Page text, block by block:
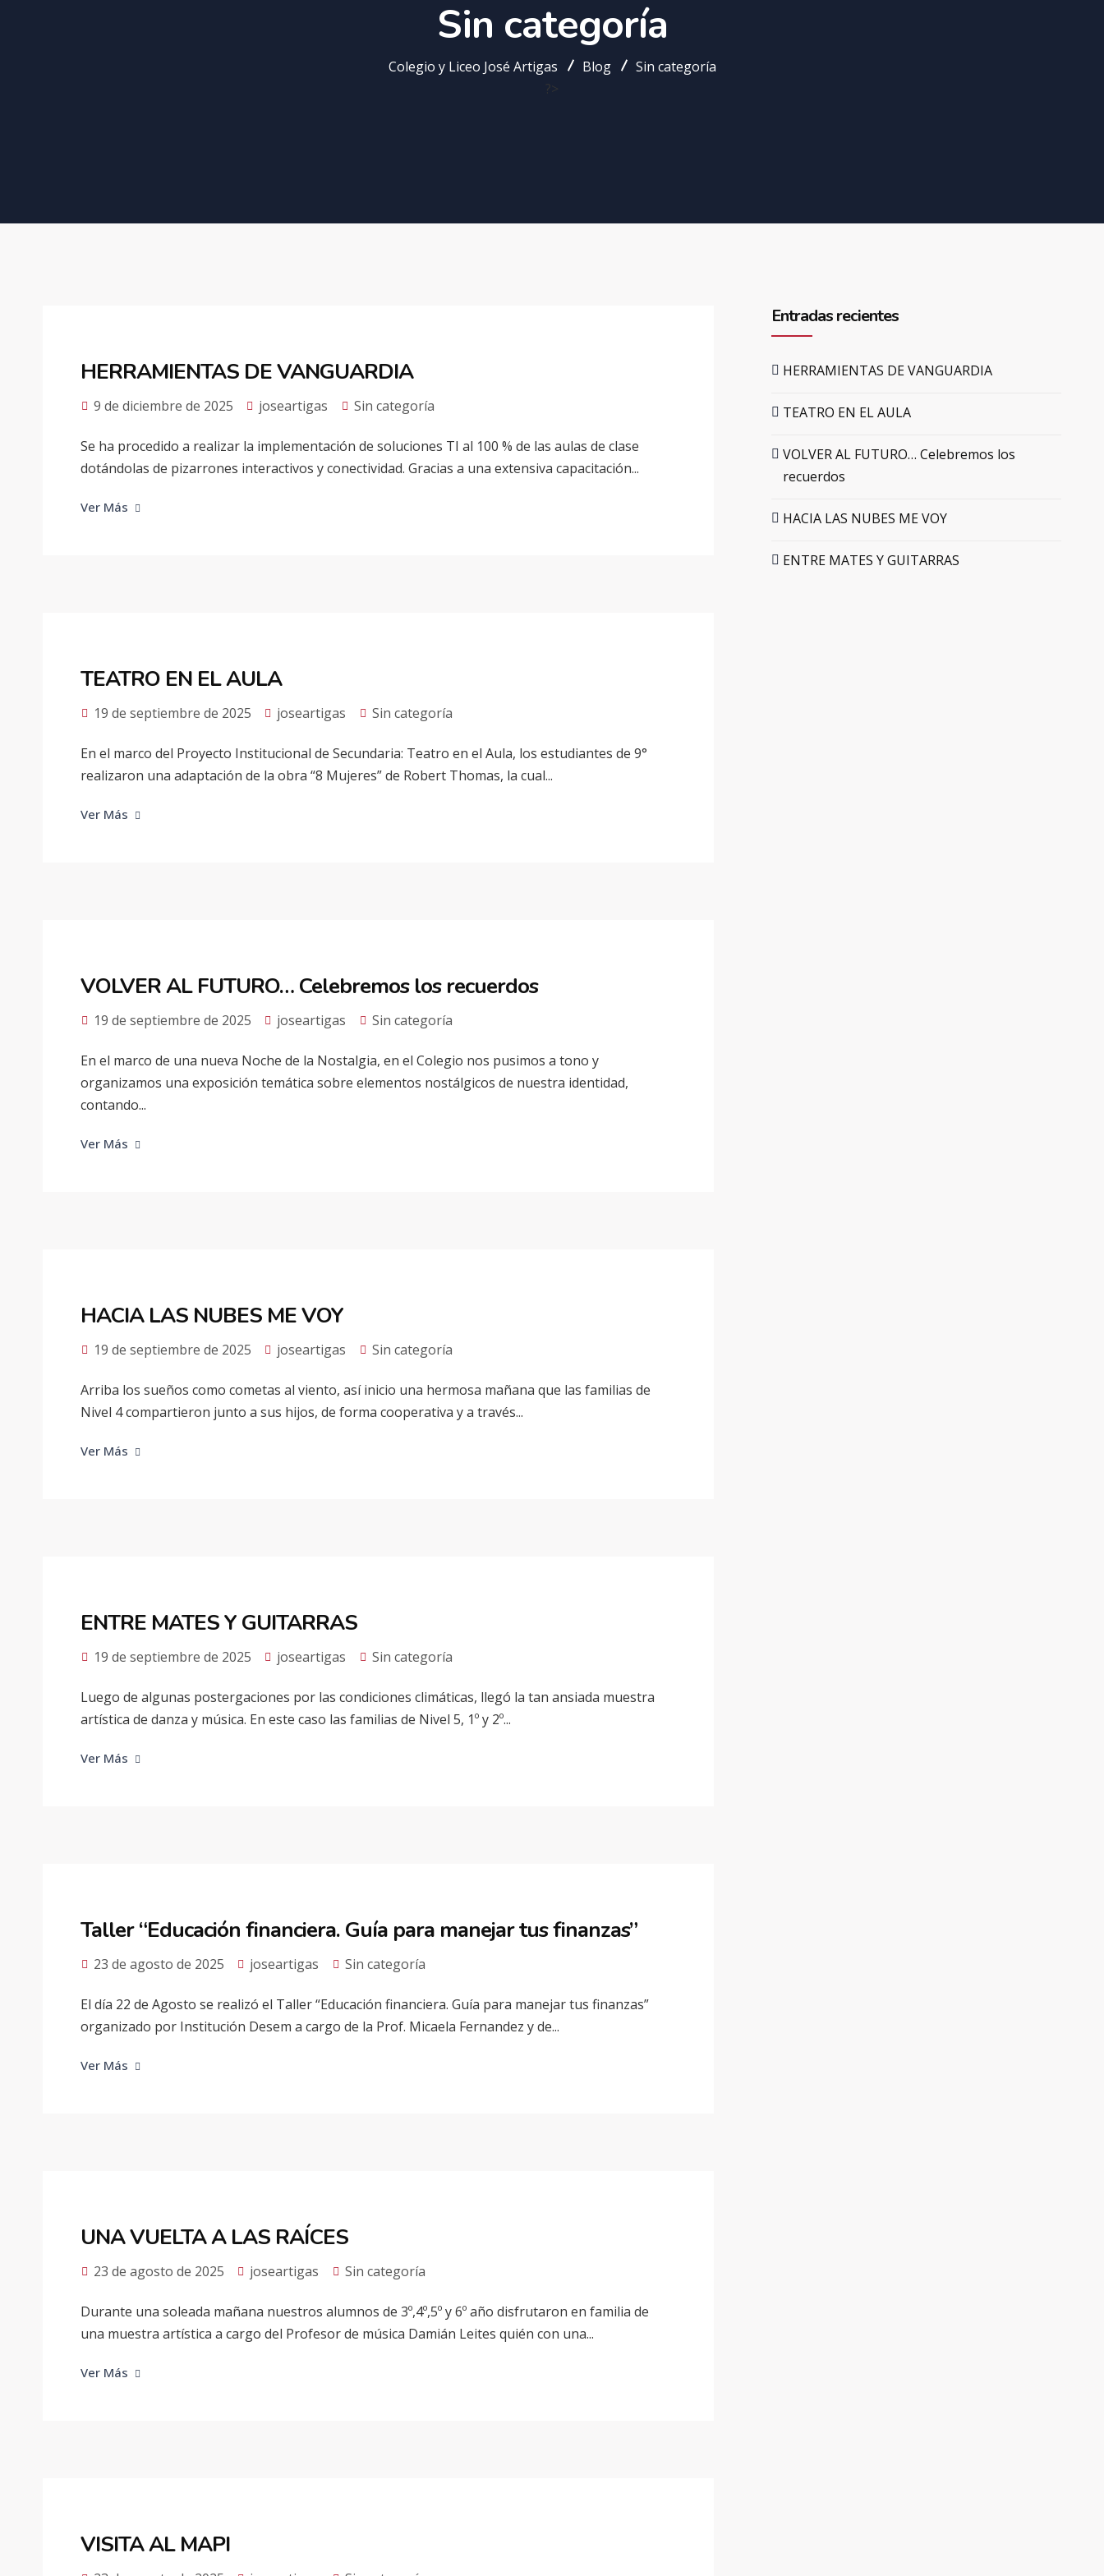
Sin categoría
Colegio y Liceo José Artigas Blog
Sin categoría
?>
HERRAMIENTAS DE VANGUARDIA
9 de diciembre de 2025 joseartigas Sin categoría
Se ha procedido a realizar la implementación de soluciones TI al 100 % de las aulas de clase
dotándolas de pizarrones interactivos y conectividad. Gracias a una extensiva capacitación...
Ver Más
TEATRO EN EL AULA
19 de septiembre de 2025 joseartigas Sin categoría
En el marco del Proyecto Institucional de Secundaria: Teatro en el Aula, los estudiantes de 9°
realizaron una adaptación de la obra “8 Mujeres” de Robert Thomas, la cual...
Ver Más
VOLVER AL FUTURO… Celebremos los recuerdos
19 de septiembre de 2025 joseartigas Sin categoría
En el marco de una nueva Noche de la Nostalgia, en el Colegio nos pusimos a tono y
organizamos una exposición temática sobre elementos nostálgicos de nuestra identidad,
contando...
Ver Más
HACIA LAS NUBES ME VOY
19 de septiembre de 2025 joseartigas Sin categoría
Arriba los sueños como cometas al viento, así inicio una hermosa mañana que las familias de
Nivel 4 compartieron junto a sus hijos, de forma cooperativa y a través...
Ver Más
ENTRE MATES Y GUITARRAS
19 de septiembre de 2025 joseartigas Sin categoría
Luego de algunas postergaciones por las condiciones climáticas, llegó la tan ansiada muestra
artística de danza y música. En este caso las familias de Nivel 5, 1º y 2º...
Ver Más
Taller “Educación financiera. Guía para manejar tus finanzas”
23 de agosto de 2025 joseartigas Sin categoría
El día 22 de Agosto se realizó el Taller “Educación financiera. Guía para manejar tus finanzas”
organizado por Institución Desem a cargo de la Prof. Micaela Fernandez y de...
Ver Más
UNA VUELTA A LAS RAÍCES
23 de agosto de 2025 joseartigas Sin categoría
Durante una soleada mañana nuestros alumnos de 3º,4º,5º y 6º año disfrutaron en familia de
una muestra artística a cargo del Profesor de música Damián Leites quién con una...
Ver Más
VISITA AL MAPI
Entradas recientes
HERRAMIENTAS DE VANGUARDIA
TEATRO EN EL AULA
VOLVER AL FUTURO… Celebremos los
recuerdos
HACIA LAS NUBES ME VOY
ENTRE MATES Y GUITARRAS